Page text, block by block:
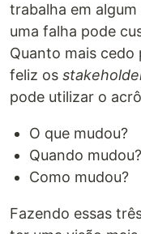
trabalha em
uma falha pode
Quanto mais
feliz os
pode utilizar o
O que mudou?
Quando mudou?
Como mudou?
Fazendo essas